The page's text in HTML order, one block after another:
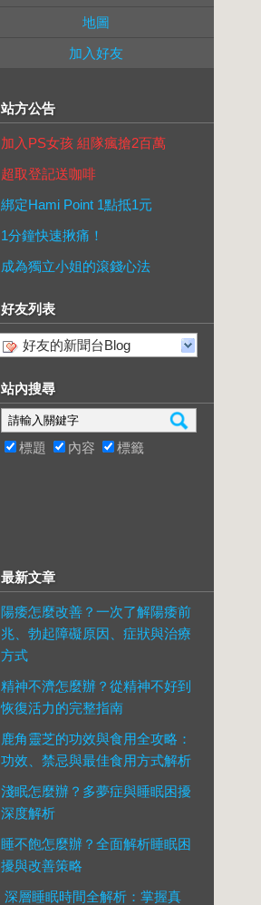
地圖
加入好友
站方公告
加入PS女孩 組隊瘋搶2百萬
超取登記送咖啡
綁定Hami Point 1點抵1元
1分鐘快速揪痛！
成為獨立小姐的滾錢心法
好友列表
好友的新聞台Blog
站內搜尋
標題 內容 標籤
最新文章
陽痿怎麼改善？一次了解陽痿前
兆、勃起障礙原因、症狀與治療
方式
精神不濟怎麼辦？從精神不好到
恢復活力的完整指南
鹿角靈芝的功效與食用全攻略：
功效、禁忌與最佳食用方式解析
淺眠怎麼辦？多夢症與睡眠困擾
深度解析
睡不飽怎麼辦？全面解析睡眠困
擾與改善策略
深層睡眠時間全解析：掌握真